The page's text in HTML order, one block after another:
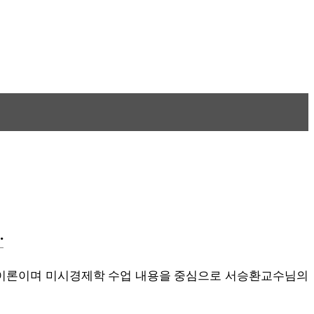
이며 미시경제학 수업 내용을 중심으로 서승환교수님의